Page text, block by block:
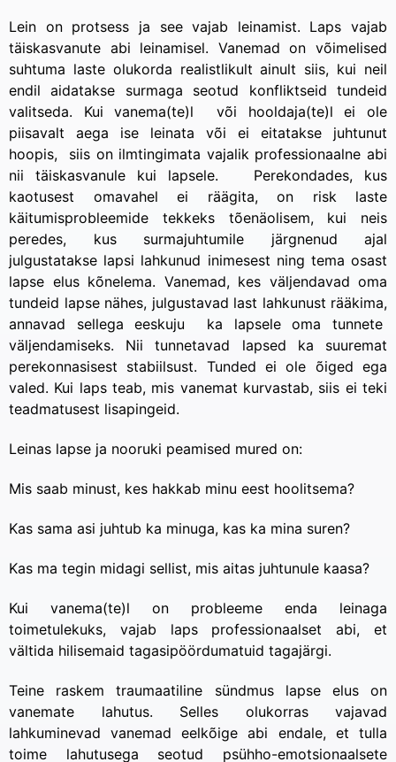
Lein on protsess ja see vajab leinamist. Laps vajab
täiskasvanute abi leinamisel. Vanemad on võimelised
suhtuma laste olukorda realistlikult ainult siis, kui neil
endil aidatakse surmaga seotud konfliktseid tundeid
valitseda. Kui vanema(te)l või hooldaja(te)l ei ole
piisavalt aega ise leinata või ei eitatakse juhtunut
hoopis, siis on ilmtingimata vajalik professionaalne abi
nii täiskasvanule kui lapsele. Perekondades, kus
kaotusest omavahel ei räägita, on risk laste
käitumisprobleemide tekkeks tõenäolisem, kui neis
peredes, kus surmajuhtumile järgnenud ajal
julgustatakse lapsi lahkunud inimesest ning tema osast
lapse elus kõnelema. Vanemad, kes väljendavad oma
tundeid lapse nähes, julgustavad last lahkunust rääkima,
annavad sellega eeskuju ka lapsele oma tunnete
väljendamiseks. Nii tunnetavad lapsed ka suuremat
perekonnasisest stabiilsust. Tunded ei ole õiged ega
valed. Kui laps teab, mis vanemat kurvastab, siis ei teki
teadmatusest lisapingeid.
Leinas lapse ja nooruki peamised mured on:
Mis saab minust, kes hakkab minu eest hoolitsema?
Kas sama asi juhtub ka minuga, kas ka mina suren?
Kas ma tegin midagi sellist, mis aitas juhtunule kaasa?
Kui vanema(te)l on probleeme enda leinaga
toimetulekuks, vajab laps professionaalset abi, et
vältida hilisemaid tagasipöördumatuid tagajärgi.
Teine raskem traumaatiline sündmus lapse elus on
vanemate lahutus. Selles olukorras vajavad
lahkuminevad vanemad eelkõige abi endale, et tulla
toime lahutusega seotud psühho-emotsionaalsete